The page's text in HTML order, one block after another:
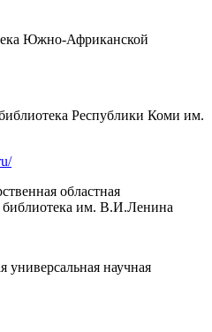
Южно-Африканской
Республики Коми им.
областная
библиотека им. В.И.Ленина
универсальная научная